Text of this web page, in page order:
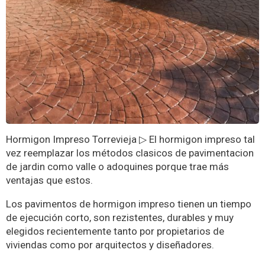
Hormigon Impreso Torrevieja ▷ El hormigon impreso tal
vez reemplazar los métodos clasicos de pavimentacion
de jardin como valle o adoquines porque trae más
ventajas que estos.
Los pavimentos de hormigon impreso tienen un tiempo
de ejecución corto, son rezistentes, durables y muy
elegidos recientemente tanto por propietarios de
viviendas como por arquitectos y diseñadores.